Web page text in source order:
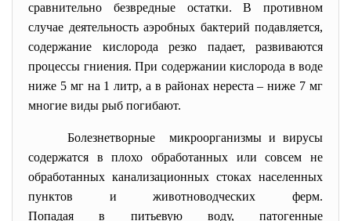
сравнительно безвредные остатки. В противном
случае деятельность аэробных бактерий подавляется,
содержание кислорода резко падает, развиваются
процессы гниения. При содержании кислорода в воде
ниже 5 мг на 1 литр, а в районах нереста – ниже 7 мг
многие виды рыб погибают.
Болезнетворные микроорганизмы и вирусы
содержатся в плохо обработанных или совсем не
обработанных канализационных стоках населенных
пунктов и животноводческих ферм.
Попадая в питьевую воду, патогенные